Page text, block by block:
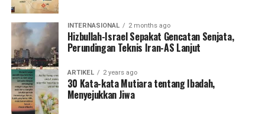
INTERNASIONAL 2 months ago
Hizbullah-Israel Sepakat Gencatan Senjata,
Perundingan Teknis Iran-AS Lanjut
ARTIKEL 2 years ago
30 Kata-kata Mutiara tentang Ibadah,
Menyejukkan Jiwa